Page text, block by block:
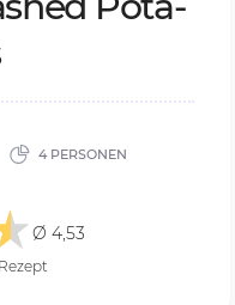
4 PERSONEN
Ø 4,53